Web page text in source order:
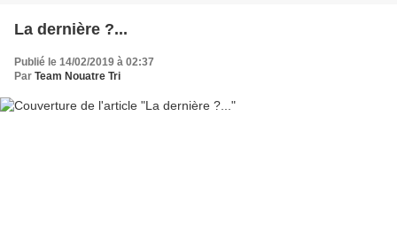
La dernière ?...
Publié le 14/02/2019 à 02:37
Par Team Nouatre Tri